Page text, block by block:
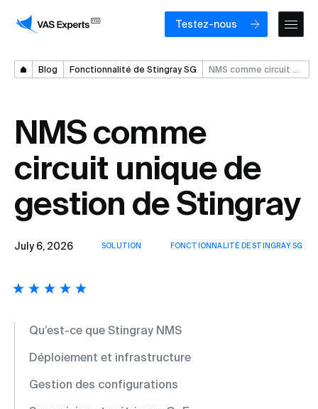
Testez-nous
Blog Fonctionnalité de Stingray SG
NMS comme
circuit unique de
gestion de Stingray
July 6, 2026 SOLUTION FONCTIONNALITÉ DE STINGRAY SG
Qu’est-ce que Stingray NMS
Déploiement et infrastructure
Gestion des configurations